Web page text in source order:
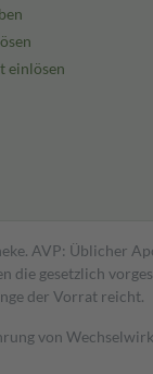
einlösen
AVP: Üblicher
gesetzlich
der Vorrat reicht.
von